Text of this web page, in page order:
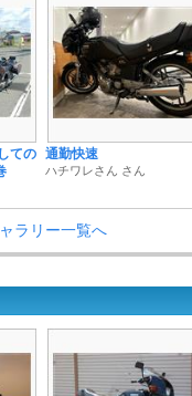
ての 通勤快速
ハチワレさん さん
ラリー一覧へ